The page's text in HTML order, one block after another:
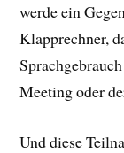
werde ein
Klapprechner,
Meeting oder
Und diese